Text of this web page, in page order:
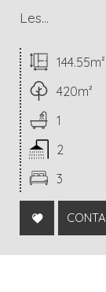
Les...
144.55m²
420m²
1
2
3